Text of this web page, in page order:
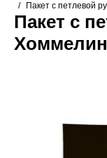
/
Пакет с петлевой
Пакет с